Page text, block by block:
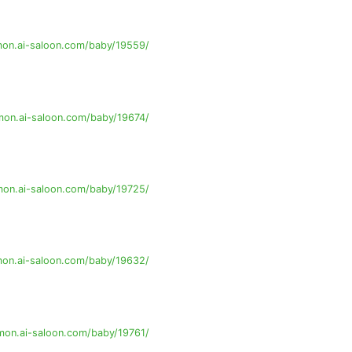
saloon.com/baby/19559/
saloon.com/baby/19674/
saloon.com/baby/19725/
saloon.com/baby/19632/
saloon.com/baby/19761/